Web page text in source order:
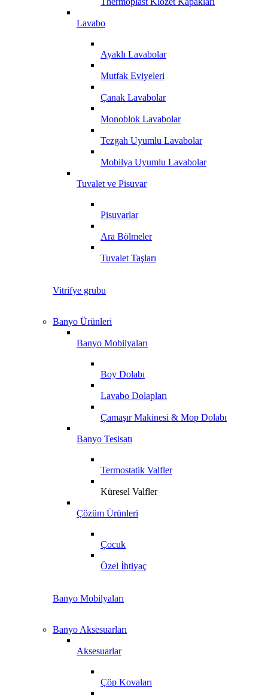
Lavabo
Ayaklı Lavabolar
Mutfak Eviyeleri
Çanak Lavabolar
Monoblok Lavabolar
Tezgah Uyumlu Lavabolar
Mobilya Uyumlu Lavabolar
Tuvalet ve Pisuvar
Pisuvarlar
Ara Bölmeler
Tuvalet Taşları
Vitrifye grubu
Banyo Ürünleri
Banyo Mobilyaları
Boy Dolabı
Lavabo Dolapları
Çamaşır Makinesi & Mop Dolabı
Banyo Tesisatı
Termostatik Valfler
Küresel Valfler
Çözüm Ürünleri
Çocuk
Özel İhtiyaç
Banyo Mobilyaları
Banyo Aksesuarları
Aksesuarlar
Çöp Kovaları